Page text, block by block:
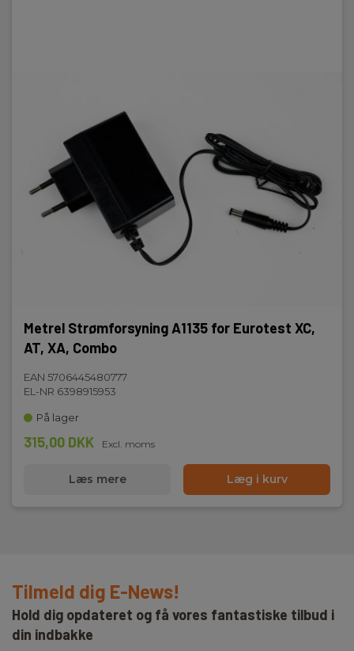
Metrel Strømforsyning A1135 for Eurotest XC,
AT, XA, Combo
EAN 5706445480777
EL-NR 6398915953
På lager
315,00 DKK Excl. moms
Læs mere Læg i kurv
Tilmeld dig E-News!
Hold dig opdateret og få vores fantastiske tilbud i
din indbakke